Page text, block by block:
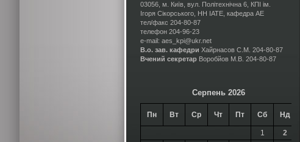
03056, м. Київ, вул. Політехнічна 6, КПІ ім.
Ігоря Сікорського, НН ІАТЕ, кафедра АЕ
тел/факс 204-80-87
телефон 204-96-23
e-mail: aes_kpi@ukr.net
В.о. зав. кафедри Хайрнасов С.М. 204-80-87
Вчений секретар Воробйов М.В. 204-80-87
Серпень 2026
Пн Вт Ср Чт Пт Сб Нд
1
2